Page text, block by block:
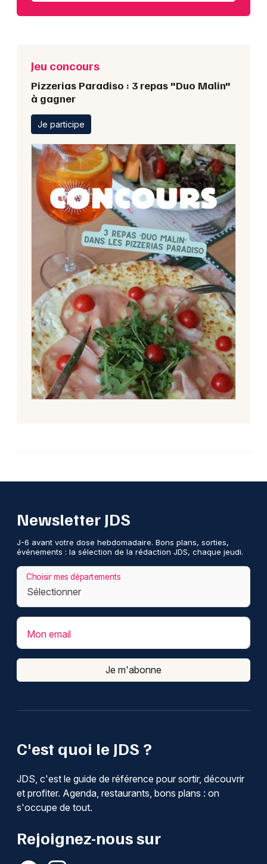
Jeu concours
Pizzerias Paradiso : 3 repas "Duo Malin"
à gagner
Je participe
C'est quoi le JDS ?
JDS, c'est le guide de référence pour sortir, découvrir
et profiter. Agenda, restaurants, bons plans : on
s'occupe de tout.
Rejoignez-nous sur
Newsletter JDS
J-6 avant votre dose hebdomadaire. Bons plans, sorties,
événements : la sélection de la rédaction JDS, chaque jeudi.
Choisir mes départements
Mon email
Je m'abonne